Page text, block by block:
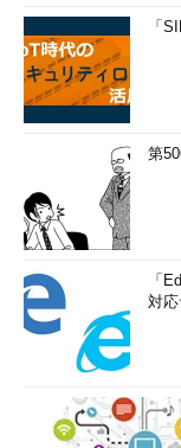
「
第
「
対